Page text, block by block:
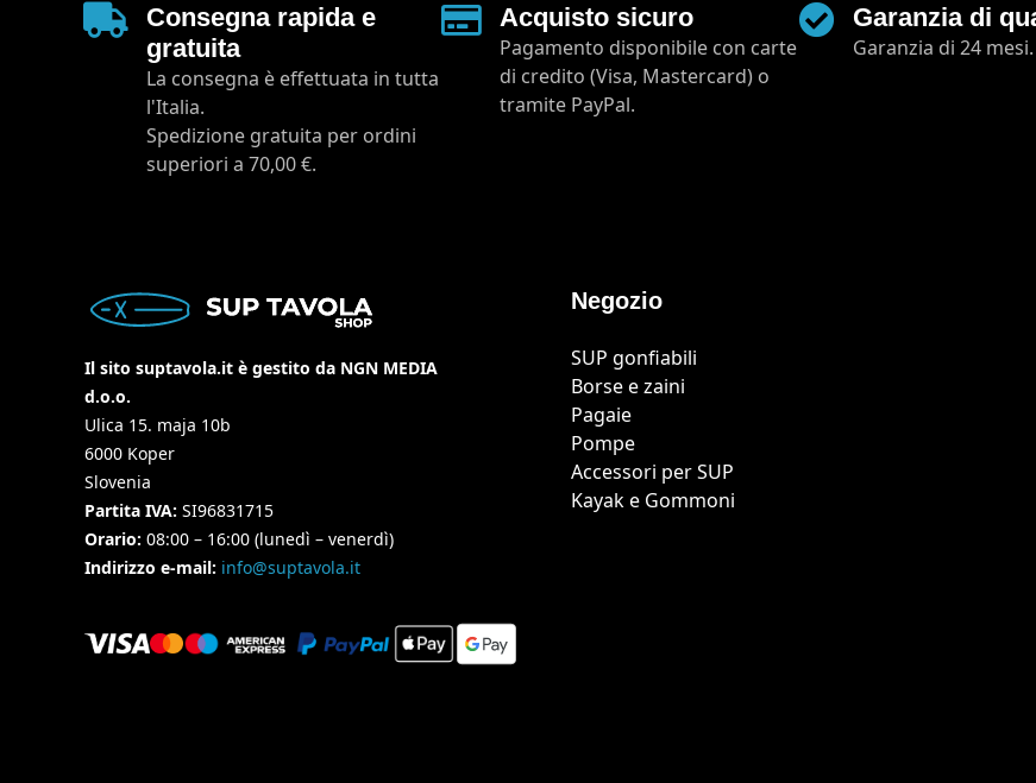
Consegna rapida e
gratuita
La consegna è effettuata in tutta
l'Italia.
Spedizione gratuita per ordini
superiori a 70,00 €.
Acquisto sicuro
Pagamento disponibile con carte
di credito (Visa, Mastercard) o
tramite PayPal.
Garanzia di
Garanzia di 24 mesi.
Il sito suptavola.it è gestito da NGN MEDIA
d.o.o.
Ulica 15. maja 10b
6000 Koper
Slovenia
Partita IVA: SI96831715
Orario: 08:00 – 16:00 (lunedì – venerdì)
Indirizzo e-mail: info@suptavola.it
Negozio
SUP gonfiabili
Borse e zaini
Pagaie
Pompe
Accessori per SUP
Kayak e Gommoni